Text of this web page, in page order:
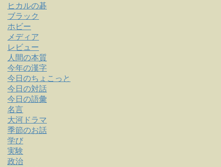
ヒカルの碁
ブラック
ホビー
メディア
レビュー
人間の本質
今年の漢字
今日のちょこっと
今日の対話
今日の語彙
名言
大河ドラマ
季節のお話
学び
実験
政治